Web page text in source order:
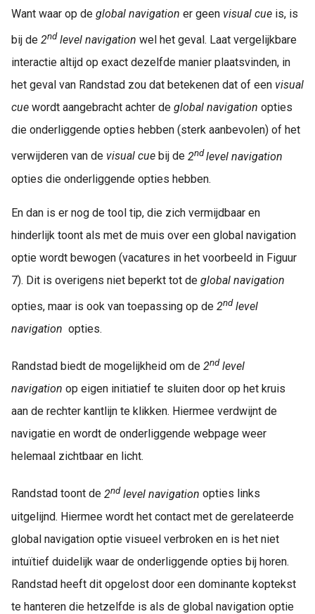
Want waar op de global navigation er geen visual cue is, is
bij de 2nd level navigation wel het geval. Laat vergelijkbare
interactie altijd op exact dezelfde manier plaatsvinden, in
het geval van Randstad zou dat betekenen dat of een visual
cue wordt aangebracht achter de global navigation opties
die onderliggende opties hebben (sterk aanbevolen) of het
verwijderen van de visual cue bij de 2ndlevel navigation
opties die onderliggende opties hebben.
En dan is er nog de tool tip, die zich vermijdbaar en
hinderlijk toont als met de muis over een global navigation
optie wordt bewogen (vacatures in het voorbeeld in Figuur
7). Dit is overigens niet beperkt tot de global navigation
opties, maar is ook van toepassing op de 2nd level
navigation opties.
Randstad biedt de mogelijkheid om de 2nd level
navigation op eigen initiatief te sluiten door op het kruis
aan de rechter kantlijn te klikken. Hiermee verdwijnt de
navigatie en wordt de onderliggende webpage weer
helemaal zichtbaar en licht.
Randstad toont de 2nd level navigation opties links
uitgelijnd. Hiermee wordt het contact met de gerelateerde
global navigation optie visueel verbroken en is het niet
intuïtief duidelijk waar de onderliggende opties bij horen.
Randstad heeft dit opgelost door een dominante koptekst
te hanteren die hetzelfde is als de global navigation optie